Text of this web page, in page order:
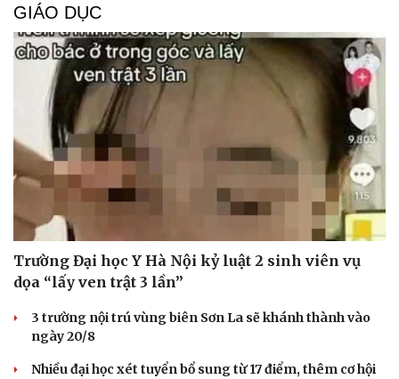
Cải chính
GIÁO DỤC
Trường Đại học Y Hà Nội kỷ luật 2 sinh viên vụ
dọa “lấy ven trật 3 lần”
3 trường nội trú vùng biên Sơn La sẽ khánh thành vào
ngày 20/8
Nhiều đại học xét tuyển bổ sung từ 17 điểm, thêm cơ hội